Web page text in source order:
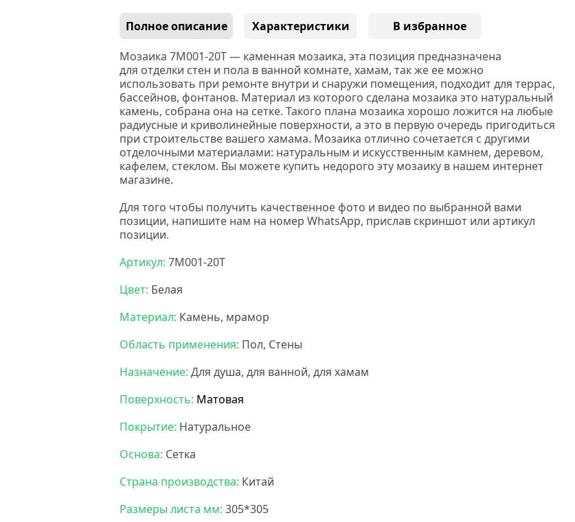
Полное описание Характеристики
В избранное
Мозаика 7M001-20T — каменная мозаика, эта позиция предназначена
для отделки стен и пола в ванной комнате, хамам, так же ее можно
использовать при ремонте внутри и снаружи помещения, подходит для террас,
бассейнов, фонтанов. Материал из которого сделана мозаика это натуральный
камень, собрана она на сетке. Такого плана мозаика хорошо ложится на любые
радиусные и криволинейные поверхности, а это в первую очередь пригодиться
при строительстве вашего хамама. Мозаика отлично сочетается с другими
отделочными материалами: натуральным и искусственным камнем, деревом,
кафелем, стеклом. Вы можете купить недорого эту мозаику в нашем интернет
магазине.
Для того чтобы получить качественное фото и видео по выбранной вами
позиции, напишите нам на номер WhatsApp, прислав скриншот или артикул
позиции.
Артикул: 7M001-20T
Цвет: Белая
Материал: Камень, мрамор
Область применения: Пол, Стены
Назначение: Для душа, для ванной, для хамам
Поверхность: Матовая
Покрытие: Натуральное
Основа: Сетка
Страна производства: Китай
Размеры листа мм: 305*305